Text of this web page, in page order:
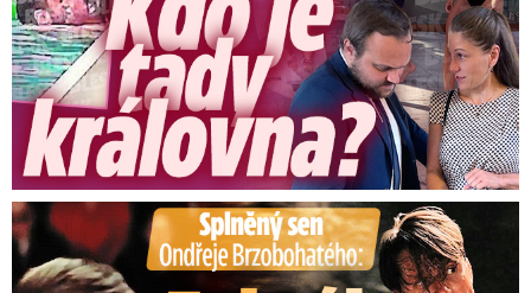
Splněný sen Ondřeje Brzobohatého: Zahrál si svého tátu